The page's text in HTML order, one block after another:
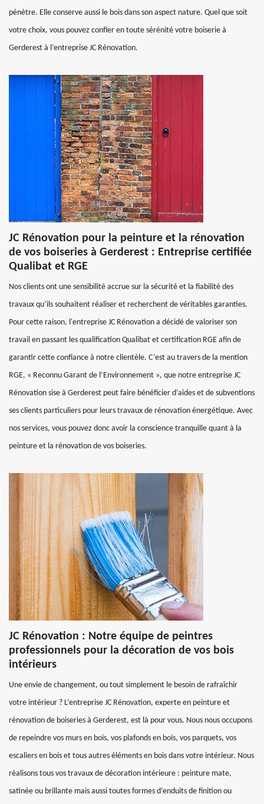
pénètre. Elle conserve aussi le bois dans son aspect nature. Quel que soit
votre choix, vous pouvez confier en toute sérénité votre boiserie à
Gerderest à l’entreprise JC Rénovation.
JC Rénovation pour la peinture et la rénovation
de vos boiseries à Gerderest : Entreprise certifiée
Qualibat et RGE
Nos clients ont une sensibilité accrue sur la sécurité et la fiabilité des
travaux qu’ils souhaitent réaliser et recherchent de véritables garanties.
Pour cette raison, l'entreprise JC Rénovation a décidé de valoriser son
travail en passant les qualification Qualibat et certification RGE afin de
garantir cette confiance à notre clientèle. C’est au travers de la mention
RGE, « Reconnu Garant de l’Environnement », que notre entreprise JC
Rénovation sise à Gerderest peut faire bénéficier d’aides et de subventions
ses clients particuliers pour leurs travaux de rénovation énergétique. Avec
nos services, vous pouvez donc avoir la conscience tranquille quant à la
peinture et la rénovation de vos boiseries.
JC Rénovation : Notre équipe de peintres
professionnels pour la décoration de vos bois
intérieurs
Une envie de changement, ou tout simplement le besoin de rafraîchir
votre intérieur ? L’entreprise JC Rénovation, experte en peinture et
rénovation de boiseries à Gerderest, est là pour vous. Nous nous occupons
de repeindre vos murs en bois, vos plafonds en bois, vos parquets, vos
escaliers en bois et tous autres éléments en bois dans votre intérieur. Nous
réalisons tous vos travaux de décoration intérieure : peinture mate,
satinée ou brillante mais aussi toutes formes d’enduits de finition ou